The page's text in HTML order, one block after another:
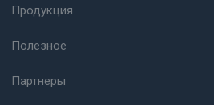
Продукция
Полезное
Партнеры